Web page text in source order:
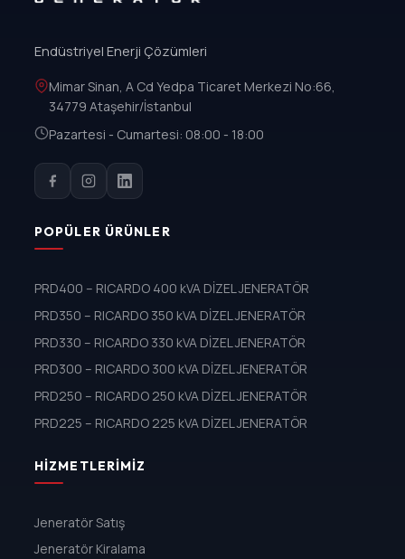
Endüstriyel Enerji Çözümleri
Mimar Sinan, A Cd Yedpa Ticaret Merkezi No:66,
34779 Ataşehir/İstanbul
Pazartesi - Cumartesi: 08:00 - 18:00
POPÜLER ÜRÜNLER
PRD400 – RICARDO 400 kVA DİZEL JENERATÖR
PRD350 – RICARDO 350 kVA DİZEL JENERATÖR
PRD330 – RICARDO 330 kVA DİZEL JENERATÖR
PRD300 – RICARDO 300 kVA DİZEL JENERATÖR
PRD250 – RICARDO 250 kVA DİZEL JENERATÖR
PRD225 – RICARDO 225 kVA DİZEL JENERATÖR
HIZMETLERIMIZ
Jeneratör Satış
Jeneratör Kiralama